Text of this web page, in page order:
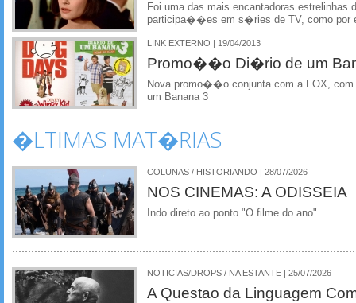
Foi uma das mais encantadoras estrelinhas
participa��es em s�ries de TV, como por
LINK EXTERNO | 19/04/2013
Promo��o Di�rio de um
Nova promo��o conjunta com a FOX,
um Banana 3
�LTIMAS MAT�RIAS
COLUNAS / HISTORIANDO | 28/07/2026
NOS CINEMAS: A ODISSEIA
Indo direto ao ponto "O filme do ano"
NOTICIAS/DROPS / NA ESTANTE | 25/07/2026
A Questao da Linguagem